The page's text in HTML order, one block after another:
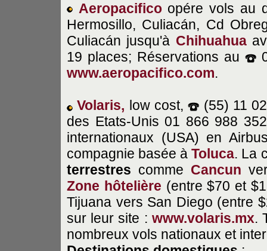
Aeropacificoopére vols au
Hermosillo, Culiacán, Cd
Culiacán jusqu'à Chihuahua
19 places; Réservations au
www.aeropacifico.com.
Volaris, low cost,
(55) 11
des Etats-Unis 01 866 988
internationaux (USA) en
compagnie basée àToluca. La
terrestres comme Cancun
Zone hôtelière (entre $70 et
Tijuana vers San Diego (entre
sur leur site : www.volaris.mx.
nombreux vols nationaux et